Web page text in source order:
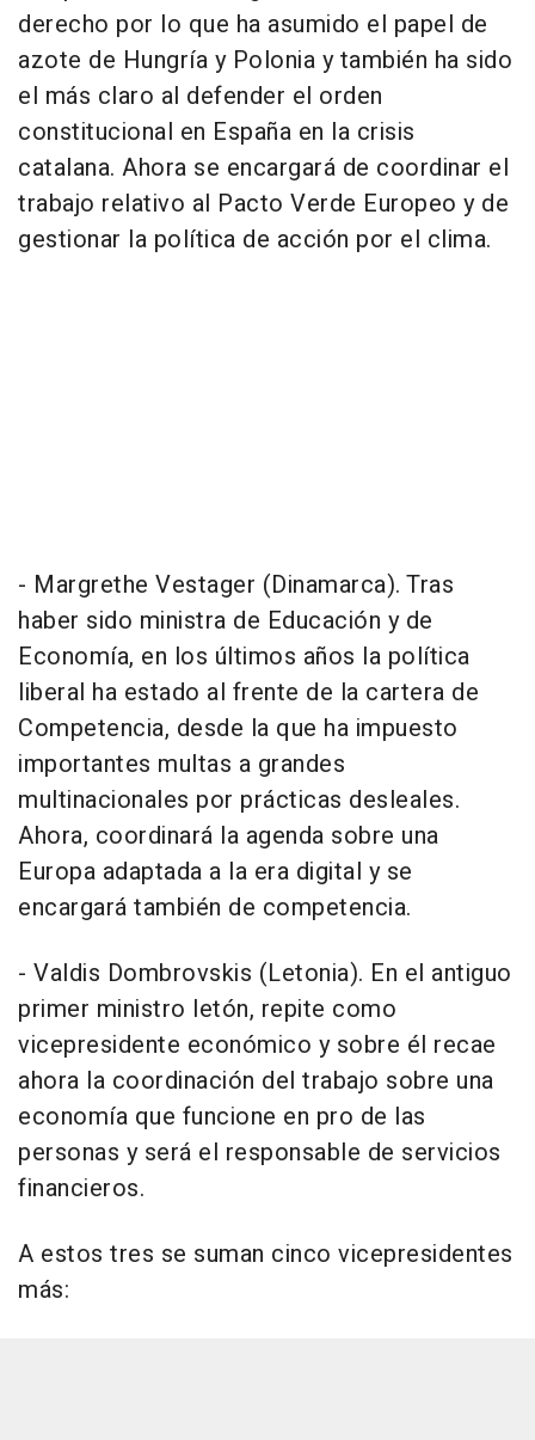
derecho por lo que ha asumido el papel de
azote de Hungría y Polonia y también ha sido
el más claro al defender el orden
constitucional en España en la crisis
catalana. Ahora se encargará de coordinar el
trabajo relativo al Pacto Verde Europeo y de
gestionar la política de acción por el clima.
- Margrethe Vestager (Dinamarca). Tras
haber sido ministra de Educación y de
Economía, en los últimos años la política
liberal ha estado al frente de la cartera de
Competencia, desde la que ha impuesto
importantes multas a grandes
multinacionales por prácticas desleales.
Ahora, coordinará la agenda sobre una
Europa adaptada a la era digital y se
encargará también de competencia.
- Valdis Dombrovskis (Letonia). En el antiguo
primer ministro letón, repite como
vicepresidente económico y sobre él recae
ahora la coordinación del trabajo sobre una
economía que funcione en pro de las
personas y será el responsable de servicios
financieros.
A estos tres se suman cinco vicepresidentes
más: